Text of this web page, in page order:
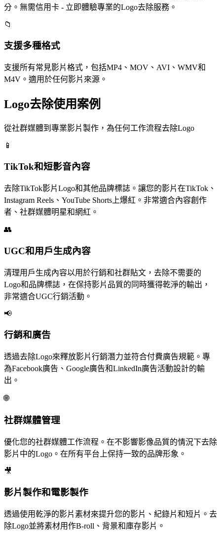
分。無需信用卡 - 立即體驗專業的Logo去除服務。
📁
支援多種格式
支援所有常見影片格式，包括MP4、MOV、AVI、WMV和
M4V。適用於任何影片來源。
Logo去除使用案例
從社群媒體到專業影片製作，為任何工作流程去除Logo
📱
TikTok和短影音內容
去除TikTok影片Logo和其他品牌標誌。讓您的影片在TikTok、
Instagram Reels、YouTube Shorts上爆紅。非常適合內容創作
者、社群媒體明星和網紅。
👥
UGC和用戶生成內容
清理用戶生成內容以用於行銷和社群貼文，去除不需要的
Logo和品牌標誌，在保持影片品質的同時獲得乾淨的輸出，
非常適合UGC行銷活動。
📢
行銷和廣告
透過去除Logo來釋放影片行銷潛力並符合付費廣告規範。專
為Facebook廣告、Google廣告和LinkedIn廣告活動設計的輸
出。
🌐
社群媒體管理
優化您的社群媒體工作流程。在不影響影像品質的情況下去除
影片中的Logo。在所有平台上保持一致的品牌形象。
🎥
影片製作和電影製作
透過使用乾淨的影片素材來提升您的影片、紀錄片和短片。去
除Logo並將素材用作B-roll、背景和庫存影片。